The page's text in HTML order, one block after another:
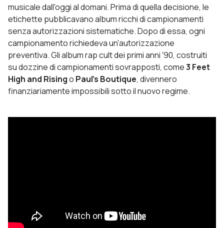
musicale dall'oggi al domani. Prima di quella decisione, le
etichette pubblicavano album ricchi di campionamenti
senza autorizzazioni sistematiche. Dopo di essa, ogni
campionamento richiedeva un'autorizzazione
preventiva. Gli album rap cult dei primi anni '90, costruiti
su dozzine di campionamenti sovrapposti, come3 Feet
High and Risingo Paul's Boutique, divennero
finanziariamente impossibili sotto il nuovo regime.